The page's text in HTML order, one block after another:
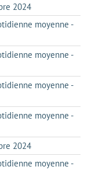
2024
moyenne -
moyenne -
moyenne -
moyenne -
2024
moyenne -